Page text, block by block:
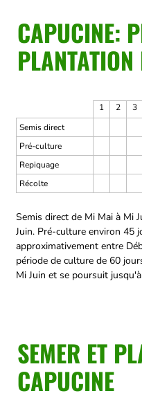
CAPUCINE:
PLANTATION
1 2 3
Semis direct
Pré-culture
Repiquage
Récolte
Semis direct de Mi Mai à Mi
Juin. Pré-culture environ 45
approximativement entre
période de culture de 60
Mi Juin et se poursuit
SEMER ET
CAPUCINE